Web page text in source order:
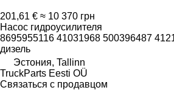
201,61 € ≈ 10 370 грн
Насос гидроусилителя
8695955116 41031968 500396487
дизель
Эстония, Tallinn
TruckParts Eesti OÜ
Связаться с продавцом